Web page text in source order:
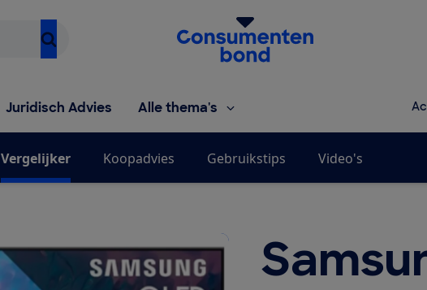
Homepage van de Consumentenbond
Juridisch Advies Alle thema's
Vergelijker Koopadvies Gebruikstips Video's